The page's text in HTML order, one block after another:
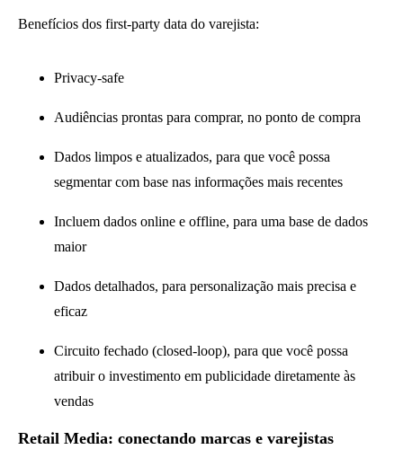
Benefícios dos first-party data do varejista:
Privacy-safe
Audiências prontas para comprar, no ponto de compra
Dados limpos e atualizados, para que você possa
segmentar com base nas informações mais recentes
Incluem dados online e offline, para uma base de dados
maior
Dados detalhados, para personalização mais precisa e
eficaz
Circuito fechado (closed-loop), para que você possa
atribuir o investimento em publicidade diretamente às
vendas
Retail Media: conectando marcas e varejistas